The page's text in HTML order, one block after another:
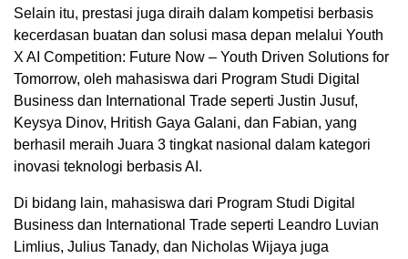
Selain itu, prestasi juga diraih dalam kompetisi berbasis
kecerdasan buatan dan solusi masa depan melalui Youth
X AI Competition: Future Now – Youth Driven Solutions for
Tomorrow, oleh mahasiswa dari Program Studi Digital
Business dan International Trade seperti Justin Jusuf,
Keysya Dinov, Hritish Gaya Galani, dan Fabian, yang
berhasil meraih Juara 3 tingkat nasional dalam kategori
inovasi teknologi berbasis AI.
Di bidang lain, mahasiswa dari Program Studi Digital
Business dan International Trade seperti Leandro Luvian
Limlius, Julius Tanady, dan Nicholas Wijaya juga